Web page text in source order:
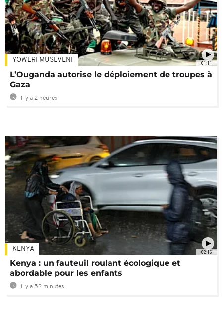
01:11
YOWERI MUSEVENI
L’Ouganda autorise le déploiement de troupes à
Gaza
Il y a 2 heures
02:16
KENYA
Kenya : un fauteuil roulant écologique et
abordable pour les enfants
Il y a 52 minutes